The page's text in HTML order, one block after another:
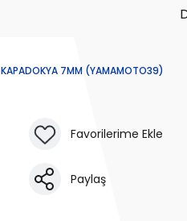
KAPADOKYA 7MM (YAMAMOTO39)
Paylaş